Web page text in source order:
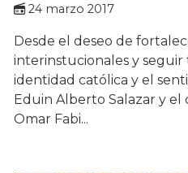
24 marzo 2017
Desde el deseo de
interinstucionales y seguir
identidad católica y el
Eduin Alberto Salazar y el
Omar Fabi...